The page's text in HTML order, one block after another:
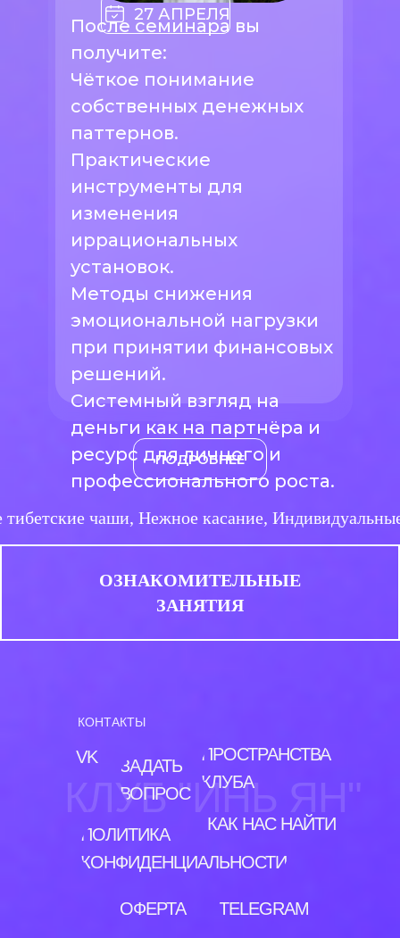
После семинара вы
получите:
Чёткое понимание
собственных денежных
паттернов.
Практические
инструменты для
изменения
иррациональных
установок.
Методы снижения
эмоциональной нагрузки
при принятии финансовых
решений.
Системный взгляд на
деньги как на партнёра и
ресурс для личного и
профессионального роста.
27 АПРЕЛЯ
ПОДРОБНЕЕ
тибетские чаши, Нежное касание,
ОЗНАКОМИТЕЛЬНЫЕ
ЗАНЯТИЯ
КЛУБ "ИНЬ ЯН"
КОНТАКТЫ
ЗАДАТЬ
ВОПРОС
ПОЛИТИКА
КОНФИДЕНЦИАЛЬНОСТИ
ОФЕРТА
ПРОСТРАНСТВА
КЛУБА
TELEGRAM
КАК НАС НАЙТИ
VK